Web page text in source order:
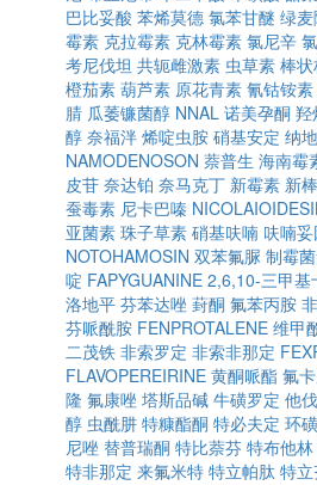
巴比妥酸 苯烯莫德 氯苯甘醚 绿麦
霉素 克拉霉素 克林霉素 氯尼辛
考尼伐坦 共轭雌激素 虫草素 棒
橙茄素 葫芦素 原花青素 氰钴铵素
腈 瓜萎镰菌醇 NNAL 诺美孕酮 羟
醇 奈福泮 烯啶虫胺 硝基安定 纳
NAMODENOSON 萘普生 海南霉
皮苷 奈达铂 奈马克丁 新霉素 新
蚕毒素 尼卡巴嗪
亚菌素 珠子草素 硝基呋喃 呋喃妥
NOTOHAMOSIN 双苯氟脲 制霉
啶 FAPYGUANINE 2,6,10-三甲基
洛地平 芬苯达唑 葑酮 氟苯丙胺
芬哌酰胺 FENPROTALENE 维甲
二茂铁 非索罗定 非索非那定
FLAVOPEREIRINE 黄酮哌酯 氟
隆 氟康唑 塔斯品碱 牛磺罗定 他
醇 虫酰肼 特糠酯酮 特必夫定 环
尼唑 替普瑞酮 特比萘芬 特布他林
特非那定 来氟米特 特立帕肽 特